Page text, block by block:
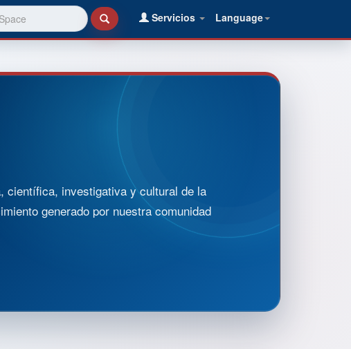
Language
Servicios
científica, investigativa y cultural de la
generado por nuestra comunidad